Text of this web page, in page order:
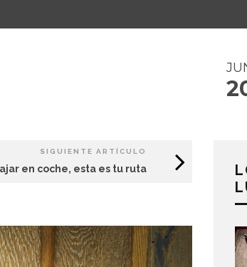
SIGUIENTE ARTÍCULO
en coche, esta es tu ruta